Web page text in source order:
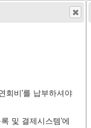
이지
회
규정
회비'를 납부하셔야
및 결제시스템'에